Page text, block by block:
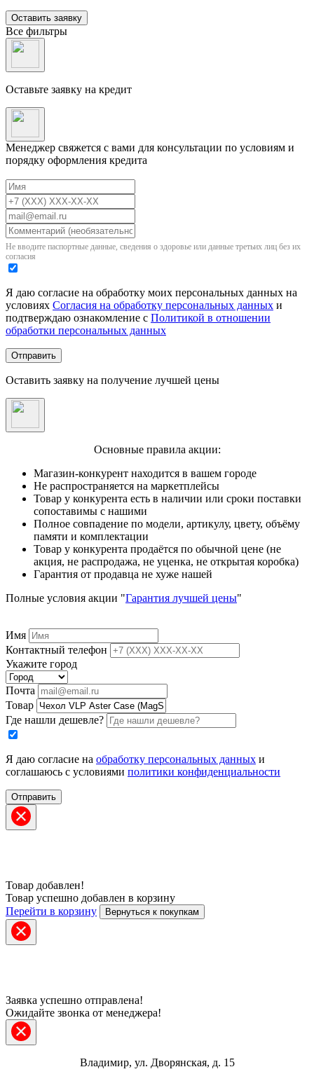
Оставить заявку
Все фильтры
Оставьте заявку на кредит
Менеджер свяжется с вами для консультации по условиям и
порядку оформления кредита
Не вводите паспортные данные, сведения о здоровье или данные третьих лиц без их
согласия
Я даю согласие на обработку моих персональных данных на
условиях Согласия на обработку персональных данных и
подтверждаю ознакомление с Политикой в отношении
обработки персональных данных
Отправить
Оставить заявку на получение лучшей цены
Основные правила акции:
Магазин-конкурент находится в вашем городе
Не распространяется на маркетплейсы
Товар у конкурента есть в наличии или сроки поставки
сопоставимы с нашими
Полное совпадение по модели, артикулу, цвету, объёму
памяти и комплектации
Товар у конкурента продаётся по обычной цене (не
акция, не распродажа, не уценка, не открытая коробка)
Гарантия от продавца не хуже нашей
Полные условия акции "Гарантия лучшей цены"
Имя
Контактный телефон
Укажите город
Почта
Товар
Где нашли дешевле?
Я даю согласие на обработку персональных данных и
соглашаюсь с условиями политики конфиденциальности
Отправить
Товар добавлен!
Товар успешно добавлен в корзину
Перейти в корзину
Вернуться к покупкам
Заявка успешно отправлена!
Ожидайте звонка от менеджера!
Владимир, ул. Дворянская, д. 15